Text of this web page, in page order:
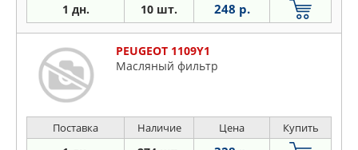
1 дн. 10 шт. 248 р.
PEUGEOT 1109Y1
Масляный фильтр
Поставка Наличие Цена Купить